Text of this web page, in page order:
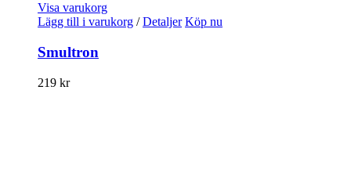
Visa varukorg
Lägg till i varukorg / Detaljer Köp nu
Smultron
219 kr